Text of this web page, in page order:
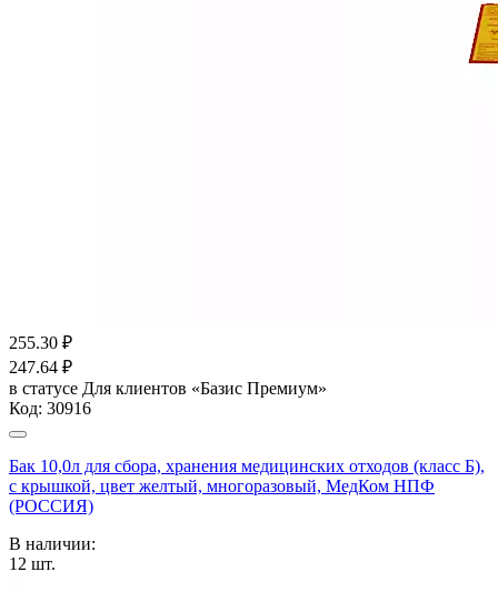
255.30 ₽
247.64 ₽
в статусе Для клиентов «Базис Премиум»
Код: 30916
Бак 10,0л для сбора, хранения медицинских отходов (класс Б),
с крышкой, цвет желтый, многоразовый, МедКом НПФ
(РОССИЯ)
В наличии:
12 шт.